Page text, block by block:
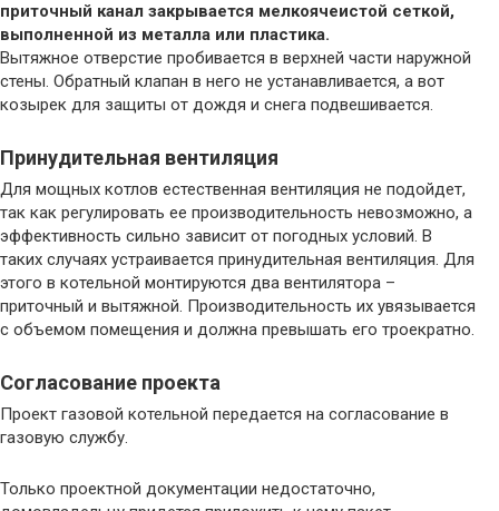
приточный канал закрывается мелкоячеистой сеткой,
выполненной из металла или пластика.
Вытяжное отверстие пробивается в верхней части наружной
стены. Обратный клапан в него не устанавливается, а вот
козырек для защиты от дождя и снега подвешивается.
Принудительная вентиляция
Для мощных котлов естественная вентиляция не подойдет,
так как регулировать ее производительность невозможно, а
эффективность сильно зависит от погодных условий. В
таких случаях устраивается принудительная вентиляция. Для
этого в котельной монтируются два вентилятора –
приточный и вытяжной. Производительность их увязывается
с объемом помещения и должна превышать его троекратно.
Согласование проекта
Проект газовой котельной передается на согласование в
газовую службу.
Только проектной документации недостаточно,